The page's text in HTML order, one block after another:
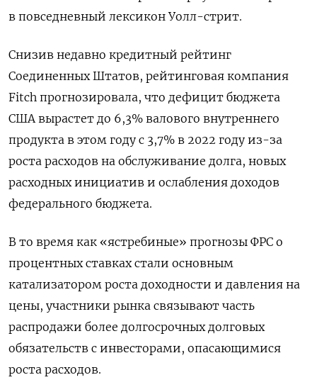
в повседневный лексикон Уолл-стрит.
Снизив недавно кредитный рейтинг
Соединенных Штатов, рейтинговая компания
Fitch прогнозировала, что дефицит бюджета
США вырастет до 6,3% валового внутреннего
продукта в этом году с 3,7% в 2022 году из-за
роста расходов на обслуживание долга, новых
расходных инициатив и ослабления доходов
федерального бюджета.
В то время как «ястребиные» прогнозы ФРС о
процентных ставках стали основным
катализатором роста доходности и давления на
цены, участники рынка связывают часть
распродажи более долгосрочных долговых
обязательств с инвесторами, опасающимися
роста расходов.